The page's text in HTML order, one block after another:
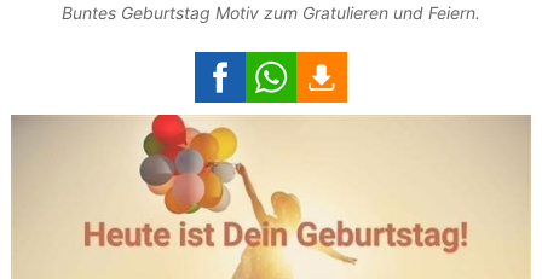
Buntes Geburtstag Motiv zum Gratulieren und Feiern.